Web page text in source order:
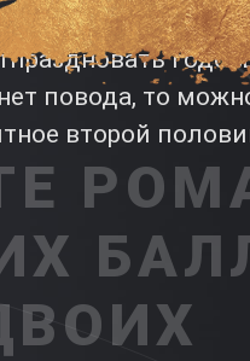
Пригласить на
повода, то
второй